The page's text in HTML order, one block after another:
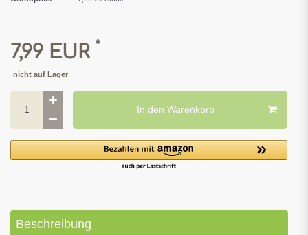
7,99 EUR *
nicht auf Lager
In den Warenkorb
Beschreibung